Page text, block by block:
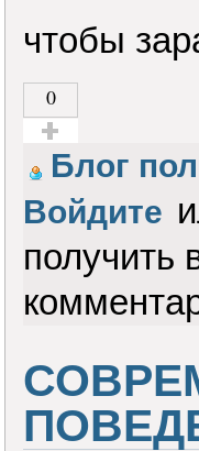
чтобы
0
Голос за!
Блог
Войдите
получить